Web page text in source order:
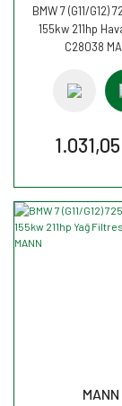
BMW 7 (G11/G12)
155kw 211hp
C28038
1.031,05
MANN